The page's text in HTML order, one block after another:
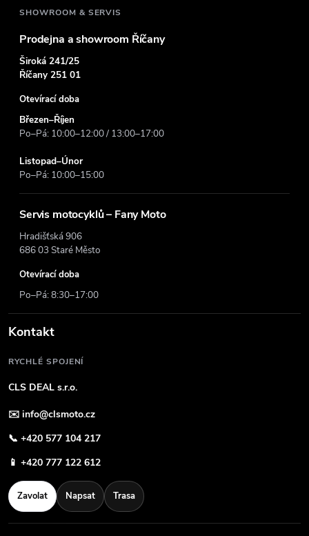
SHOWROOM & SERVIS
Prodejna a showroom Říčany
Široká 241/25
Říčany 251 01
Otevírací doba
Březen–Říjen
Po–Pá: 10:00–12:00 / 13:00–17:00
Listopad–Únor
Po–Pá: 10:00–15:00
Servis motocyklů – Fany Moto
Hradišťská 906
686 03 Staré Město
Otevírací doba
Po–Pá: 8:30–17:00
Kontakt
RYCHLÉ SPOJENÍ
CLS DEAL s.r.o.
✉️ info@clsmoto.cz
📞 +420 577 104 217
📱 +420 777 122 612
Zavolat Napsat Trasa